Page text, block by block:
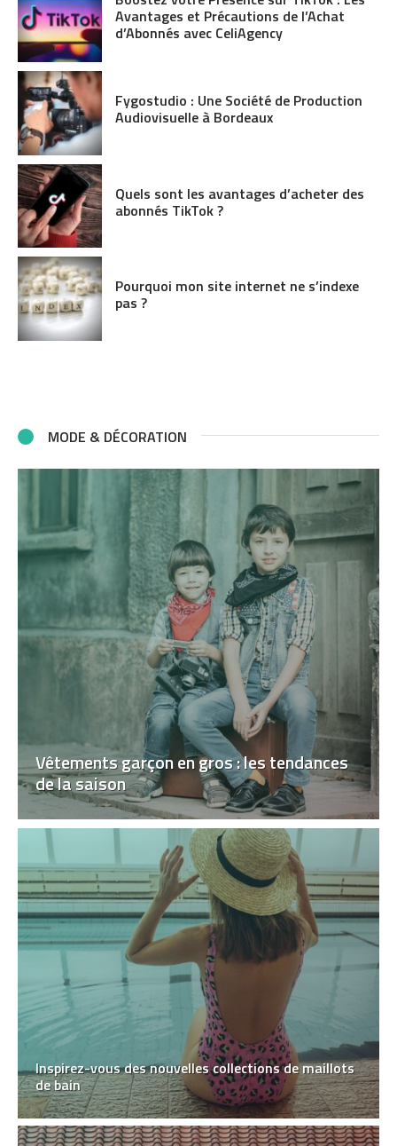
Avantages et Précautions de l’Achat
d’Abonnés avec CeliAgency
Fygostudio : Une Société de Production
Audiovisuelle à Bordeaux
Quels sont les avantages d’acheter des
abonnés TikTok ?
Pourquoi mon site internet ne s’indexe
pas ?
MODE & DÉCORATION
Vêtements garçon en gros : les tendances
de la saison
Inspirez-vous des nouvelles collections de maillots
de bain